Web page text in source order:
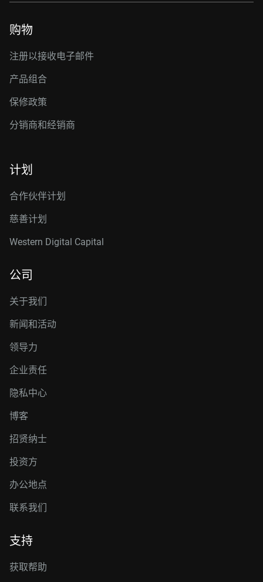
购物
注册以接收电子邮件
产品组合
保修政策
分销商和经销商
计划
合作伙伴计划
慈善计划
Western Digital Capital
公司
关于我们
新闻和活动
领导力
企业责任
隐私中心
博客
招贤纳士
投资方
办公地点
联系我们
支持
获取帮助